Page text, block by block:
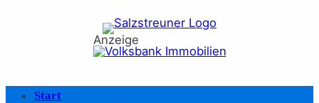
Anzeige
Start